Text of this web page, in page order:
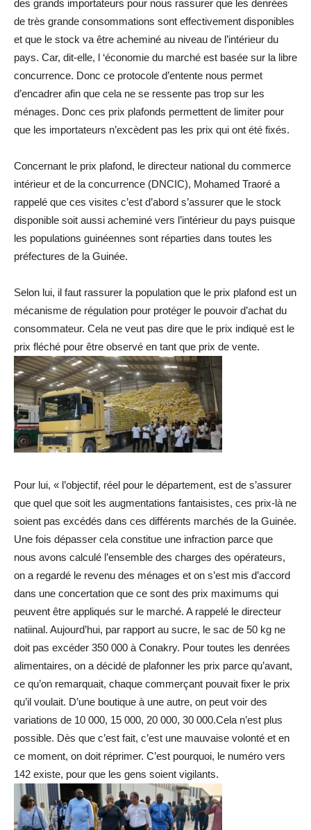
des grands importateurs pour nous rassurer que les denrées
de très grande consommations sont effectivement disponibles
et que le stock va être acheminé au niveau de l’intérieur du
pays. Car, dit-elle, l ‘économie du marché est basée sur la libre
concurrence. Donc ce protocole d’entente nous permet
d’encadrer afin que cela ne se ressente pas trop sur les
ménages. Donc ces prix plafonds permettent de limiter pour
que les importateurs n’excèdent pas les prix qui ont été fixés.
Concernant le prix plafond, le directeur national du commerce
intérieur et de la concurrence (DNCIC), Mohamed Traoré a
rappelé que ces visites c’est d’abord s’assurer que le stock
disponible soit aussi acheminé vers l’intérieur du pays puisque
les populations guinéennes sont réparties dans toutes les
préfectures de la Guinée.
Selon lui, il faut rassurer la population que le prix plafond est un
mécanisme de régulation pour protéger le pouvoir d’achat du
consommateur. Cela ne veut pas dire que le prix indiqué est le
prix fléché pour être observé en tant que prix de vente.
Pour lui, « l’objectif, réel pour le département, est de s’assurer
que quel que soit les augmentations fantaisistes, ces prix-là ne
soient pas excédés dans ces différents marchés de la Guinée.
Une fois dépasser cela constitue une infraction parce que
nous avons calculé l’ensemble des charges des opérateurs,
on a regardé le revenu des ménages et on s’est mis d’accord
dans une concertation que ce sont des prix maximums qui
peuvent être appliqués sur le marché. A rappelé le directeur
natiinal. Aujourd’hui, par rapport au sucre, le sac de 50 kg ne
doit pas excéder 350 000 à Conakry. Pour toutes les denrées
alimentaires, on a décidé de plafonner les prix parce qu’avant,
ce qu’on remarquait, chaque commerçant pouvait fixer le prix
qu’il voulait. D’une boutique à une autre, on peut voir des
variations de 10 000, 15 000, 20 000, 30 000.Cela n’est plus
possible. Dès que c’est fait, c’est une mauvaise volonté et en
ce moment, on doit réprimer. C’est pourquoi, le numéro vers
142 existe, pour que les gens soient vigilants.